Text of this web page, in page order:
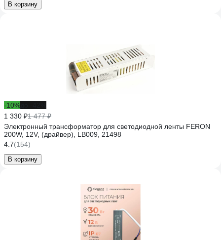
В корзину
-10%
1 330 ₽1 477 ₽
Электронный трансформатор для светодиодной ленты FERON
200W, 12V, (драйвер), LB009, 21498
4.7(154)
В корзину